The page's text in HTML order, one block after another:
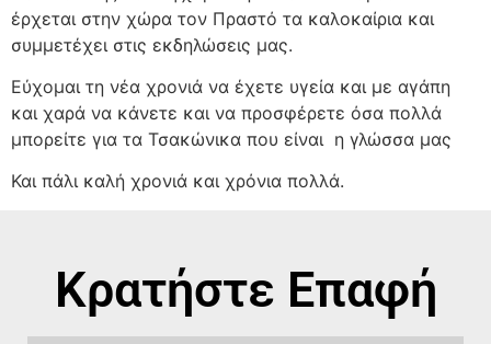
έρχεται στην χώρα τον Πραστό τα καλοκαίρια και
συμμετέχει στις εκδηλώσεις μας.
Εύχομαι τη νέα χρονιά να έχετε υγεία και με αγάπη
και χαρά να κάνετε και να προσφέρετε όσα πολλά
μπορείτε για τα Τσακώνικα που είναι η γλώσσα μας
Και πάλι καλή χρονιά και χρόνια πολλά.
Κρατήστε Επαφή